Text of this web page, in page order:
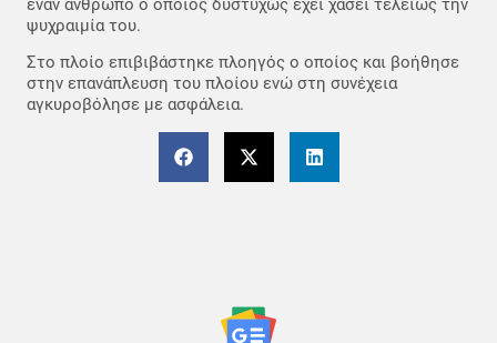
έναν άνθρωπο ο οποίος δυστυχώς έχει χάσει τελείως την
ψυχραιμία του.
Στο πλοίο επιβιβάστηκε πλοηγός ο οποίος και βοήθησε
στην επανάπλευση του πλοίου ενώ στη συνέχεια
αγκυροβόλησε με ασφάλεια.